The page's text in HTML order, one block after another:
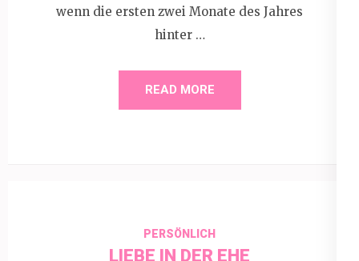
wenn die ersten zwei Monate des Jahres
hinter …
READ MORE
PERSÖNLICH
LIEBE IN DER EHE